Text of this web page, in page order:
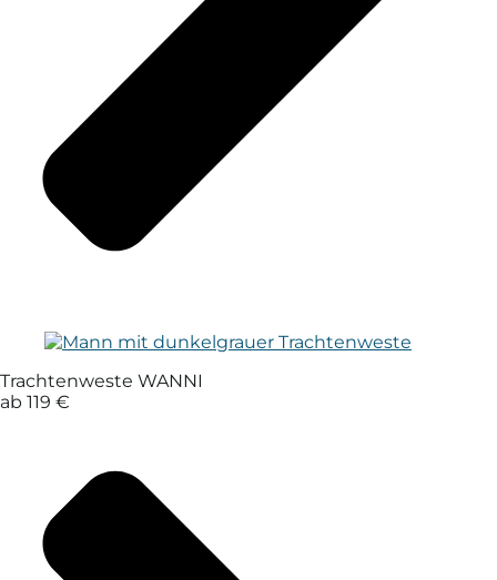
Trachtenweste WANNI
ab 119 €